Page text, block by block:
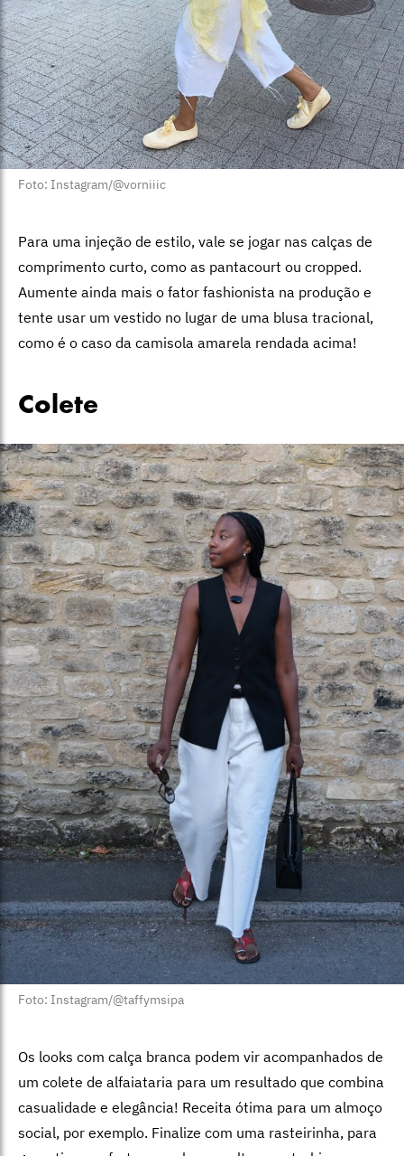
Foto: Instagram/@vorniiic
Para uma injeção de estilo, vale se jogar nas calças de
comprimento curto, como as pantacourt ou cropped.
Aumente ainda mais o fator fashionista na produção e
tente usar um vestido no lugar de uma blusa tracional,
como é o caso da camisola amarela rendada acima!
Colete
Foto: Instagram/@taffymsipa
Os looks com calça branca podem vir acompanhados de
um colete de alfaiataria para um resultado que combina
casualidade e elegância! Receita ótima para um almoço
social, por exemplo. Finalize com uma rasteirinha, para